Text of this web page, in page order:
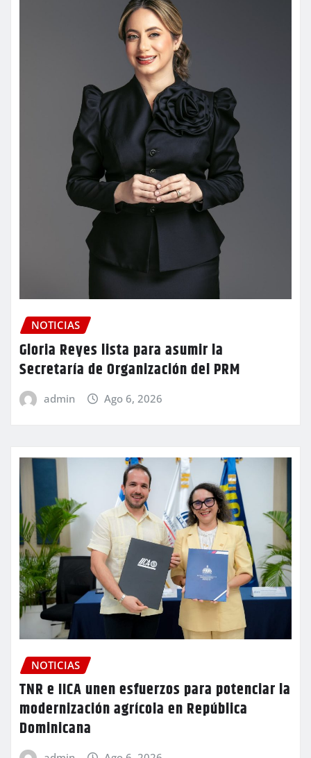
NOTICIAS
Gloria Reyes lista para asumir la
Secretaría de Organización del PRM
admin Ago 6, 2026
NOTICIAS
TNR e IICA unen esfuerzos para potenciar la
modernización agrícola en República
Dominicana